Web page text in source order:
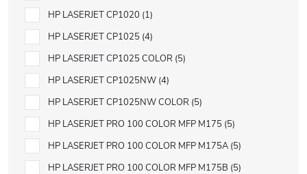
HP LASERJET CP1020 1
HP LASERJET CP1025 4
HP LASERJET CP1025 COLOR 5
HP LASERJET CP1025NW 4
HP LASERJET CP1025NW COLOR 5
HP LASERJET PRO 100 COLOR MFP M175 5
HP LASERJET PRO 100 COLOR MFP M175A 5
HP LASERJET PRO 100 COLOR MFP M175B 5